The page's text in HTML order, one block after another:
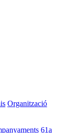
Organització
61a